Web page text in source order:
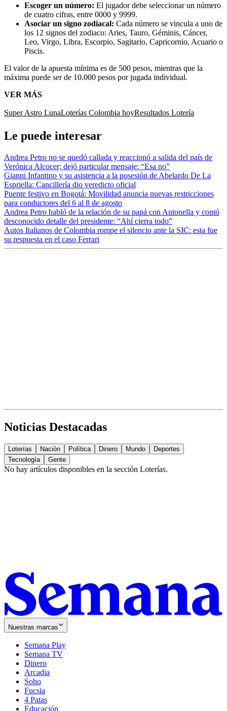
Escoger un número: El jugador debe seleccionar un número
de cuatro cifras, entre 0000 y 9999.
Asociar un signo zodiacal: Cada número se vincula a uno de
los 12 signos del zodiaco: Aries, Tauro, Géminis, Cáncer,
Leo, Virgo, Libra, Escorpio, Sagitario, Capricornio, Acuario o
Piscis.
El valor de la apuesta mínima es de 500 pesos, mientras que la
máxima puede ser de 10.000 pesos por jugada individual.
VER MÁS
Super Astro LunaLoterías Colombia hoyResultados Lotería
Le puede interesar
Andrea Petro no se quedó callada y reaccionó a salida del país de
Verónica Alcocer; dejó particular mensaje: “Esa no”
Gianni Infantino y su asistencia a la posesión de Abelardo De La
Espriella: Cancillería dio veredicto oficial
Puente festivo en Bogotá: Movilidad anuncia nuevas restricciones
para conductores del 6 al 8 de agosto
Andrea Petro habló de la relación de su papá con Antonella y contó
desconocido detalle del presidente: “Ahí cierra todo”
Autos Italianos de Colombia rompe el silencio ante la SIC: esta fue
su respuesta en el caso Ferrari
Noticias Destacadas
Loterías Nación Política Dinero Mundo
Deportes
Tecnología
Gente
No hay artículos disponibles en la sección Loterías.
Nuestras marcas
Semana Play
Semana TV
Dinero
Arcadia
Soho
in
new
window
Fucsia
in
new
4 Patas
Educación